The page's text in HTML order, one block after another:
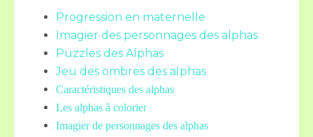
Progression en maternelle
Imagier des personnages des alphas
Puzzles des Alphas
Jeu des ombres des alphas
Caractéristiques des alphas
Les alphas à colorier
Imagier de personnages des alphas